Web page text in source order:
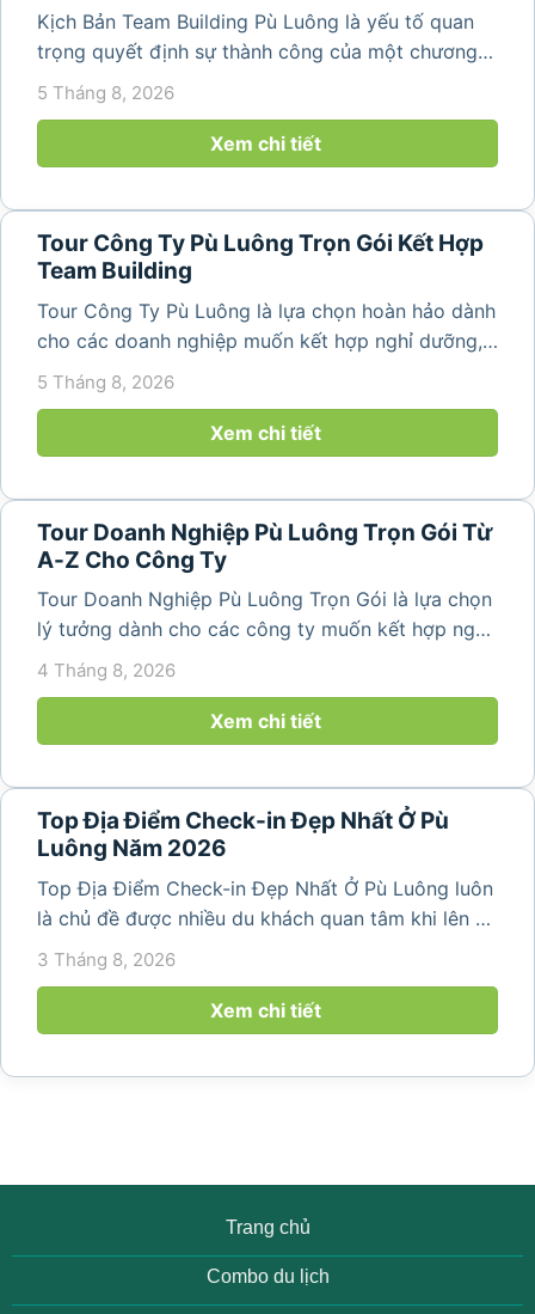
Kịch Bản Team Building Pù Luông là yếu tố quan
trọng quyết định sự thành công của một chương
trình du lịch doanh nghiệp. Một kịch bản được xây
giây vui vẻ, sôi động mà còn...
5 Tháng 8, 2026
Xem chi tiết
Tour Công Ty Pù Luông Trọn Gói Kết Hợp
Team Building
Tour Công Ty Pù Luông là lựa chọn hoàn hảo dành
cho các doanh nghiệp muốn kết hợp nghỉ dưỡng,
team building và gắn kết tập thể trong không gian
thiên nhiên trong lành. Chỉ cách Hà Nội và Thanh
Hóa vài giờ di chuyển,...
5 Tháng 8, 2026
Xem chi tiết
Tour Doanh Nghiệp Pù Luông Trọn Gói Từ
A-Z Cho Công Ty
Tour Doanh Nghiệp Pù Luông Trọn Gói là lựa chọn
lý tưởng dành cho các công ty muốn kết hợp nghỉ
dưỡng, gắn kết đội ngũ và tái tạo năng lượng sau
thiên nhiên trong lành,...
4 Tháng 8, 2026
Xem chi tiết
Top Địa Điểm Check-in Đẹp Nhất Ở Pù
Luông Năm 2026
Top Địa Điểm Check-in Đẹp Nhất Ở Pù Luông luôn
là chủ đề được nhiều du khách quan tâm khi lên kế
hoạch khám phá vùng đất thiên nhiên nổi tiếng
của Thanh Hóa. Với ruộng bậc thang trải dài, bản
làng yên bình, thác...
3 Tháng 8, 2026
Xem chi tiết
Trang chủ
Combo du lịch